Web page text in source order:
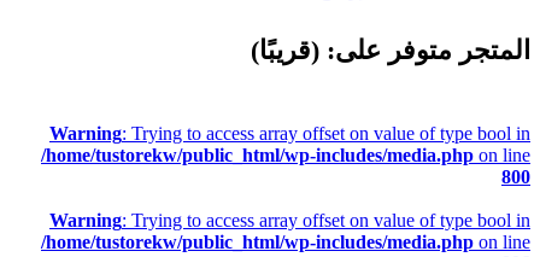
المتجر متوفر على: (قريبًا)
Warning: Trying to access array offset on value of type bool in
/home/tustorekw/public_html/wp-includes/media.php on line
800
Warning: Trying to access array offset on value of type bool in
/home/tustorekw/public_html/wp-includes/media.php on line